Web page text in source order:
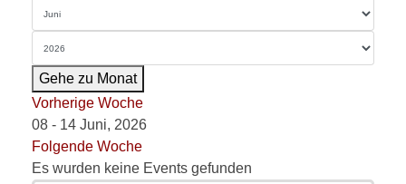
Gehe zu Monat
Vorherige Woche
08 - 14 Juni, 2026
Folgende Woche
Es wurden keine Events gefunden